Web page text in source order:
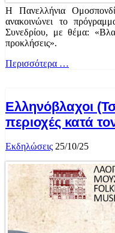
Η Πανελλήνια
ανακοινώνει το
Συνεδρίου, με θέμα:
προκλήσεις».
Περισσότερα …
Ελληνόβλαχοι
περιοχές κατά
Εκδηλώσεις 25/10/25